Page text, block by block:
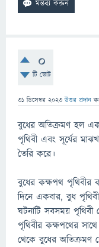
0
টি ভোট
31 ডিসেম্বর 2023 উত্তর প্রদান
বুধের অতিক্রমণ হল
পৃথিবী এবং সূর্যের
তৈরি করে।
বুধের কক্ষপথ পৃথিবীর
দিনে একবার, বুধ
ঘটনাটি সবসময় পৃথিবী
পৃথিবীর কক্ষপথের
থেকে বুধের অতিক্রমণ